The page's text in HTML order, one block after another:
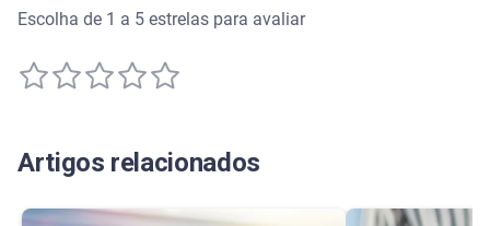
Escolha de 1 a 5 estrelas para avaliar
Artigos relacionados